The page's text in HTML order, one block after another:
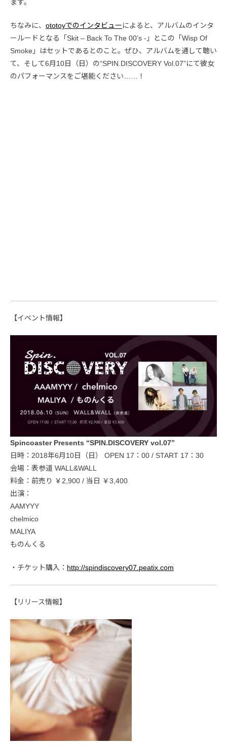
ます。
ちなみに、 ototoyでのインタビューによると、アルバムのインタ
ールードとなる「Skit – Back To The 00’s -」とこの「Wisp Of
Smoke」はセットであるとのこと。ぜひ、アルバムを通して聴い
て、そして6月10日（日）の“SPIN.DISCOVERY Vol.07”にて彼女
のパフォーマンスをご堪能ください……！
【イベント情報】
Spincoaster Presents “SPIN.DISCOVERY vol.07”
日時：2018年6月10日（日） OPEN 17：00 / START 17：30
会場：表参道 WALL&WALL
料金：前売り ￥2,900 / 当日 ￥3,400
出演：
AAMYYY
chelmico
MALIYA
ものんくる
・チケット購入： http://spindiscovery07.peatix.com
【リリース情報】